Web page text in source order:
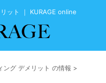
ット ｜ KURAGE online
ング デメリット の情報 >